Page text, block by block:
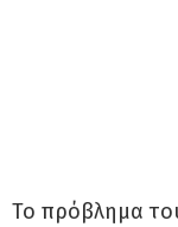
Το πρόβλημα